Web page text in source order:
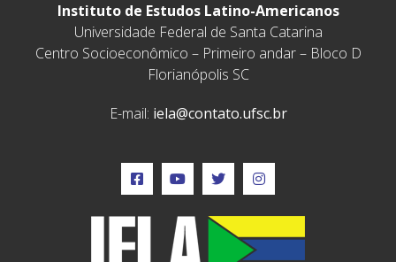
Instituto de Estudos Latino-Americanos
Universidade Federal de Santa Catarina
Centro Socioeconômico – Primeiro andar – Bloco D
Florianópolis SC
E-mail: iela@contato.ufsc.br